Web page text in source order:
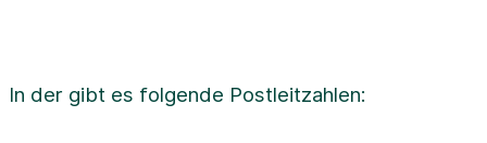
In der gibt es folgende Postleitzahlen: